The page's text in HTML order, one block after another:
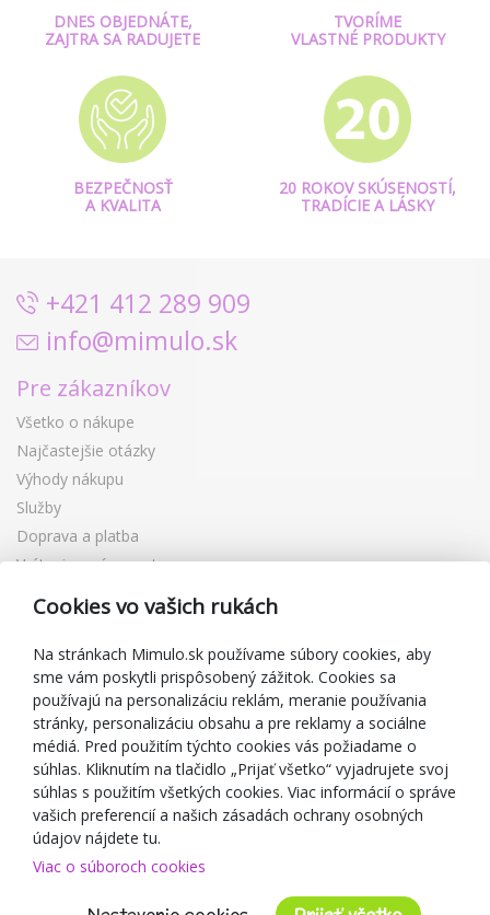
DNES OBJEDNÁTE,
ZAJTRA SA RADUJETE
TVORÍME
VLASTNÉ PRODUKTY
BEZPEČNOSŤ
A KVALITA
20 ROKOV SKÚSENOSTÍ,
TRADÍCIE A LÁSKY
+421 412 289 909
info@mimulo.sk
Pre zákazníkov
Všetko o nákupe
Najčastejšie otázky
Výhody nákupu
Služby
Doprava a platba
Vrátenie a výmena tovaru
Reklamácia
Darčekové poukážky
Zľavové kupóny
Blog
O predajcovi
Mimulo.sk
Obchodné podmienky
Ochrana osobných údajov GDPR
Kontakty
Spolupracujeme
Cookies vo vašich rukách
Na stránkach Mimulo.sk používame súbory cookies, aby
sme vám poskytli prispôsobený zážitok. Cookies sa
používajú na personalizáciu reklám, meranie používania
stránky, personalizáciu obsahu a pre reklamy a sociálne
médiá. Pred použitím týchto cookies vás požiadame o
súhlas. Kliknutím na tlačidlo „Prijať všetko“ vyjadrujete svoj
súhlas s použitím všetkých cookies. Viac informácií o správe
vašich preferencií a našich zásadách ochrany osobných
údajov nájdete tu.
Viac o súboroch cookies